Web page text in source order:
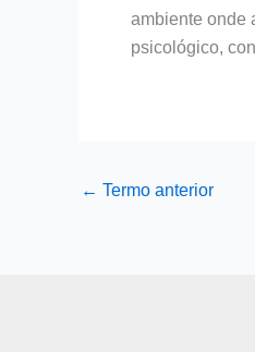
ambiente onde
psicológico,
← Termo anterior